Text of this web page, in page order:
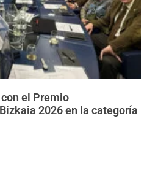
el Premio
2026 en la categoría